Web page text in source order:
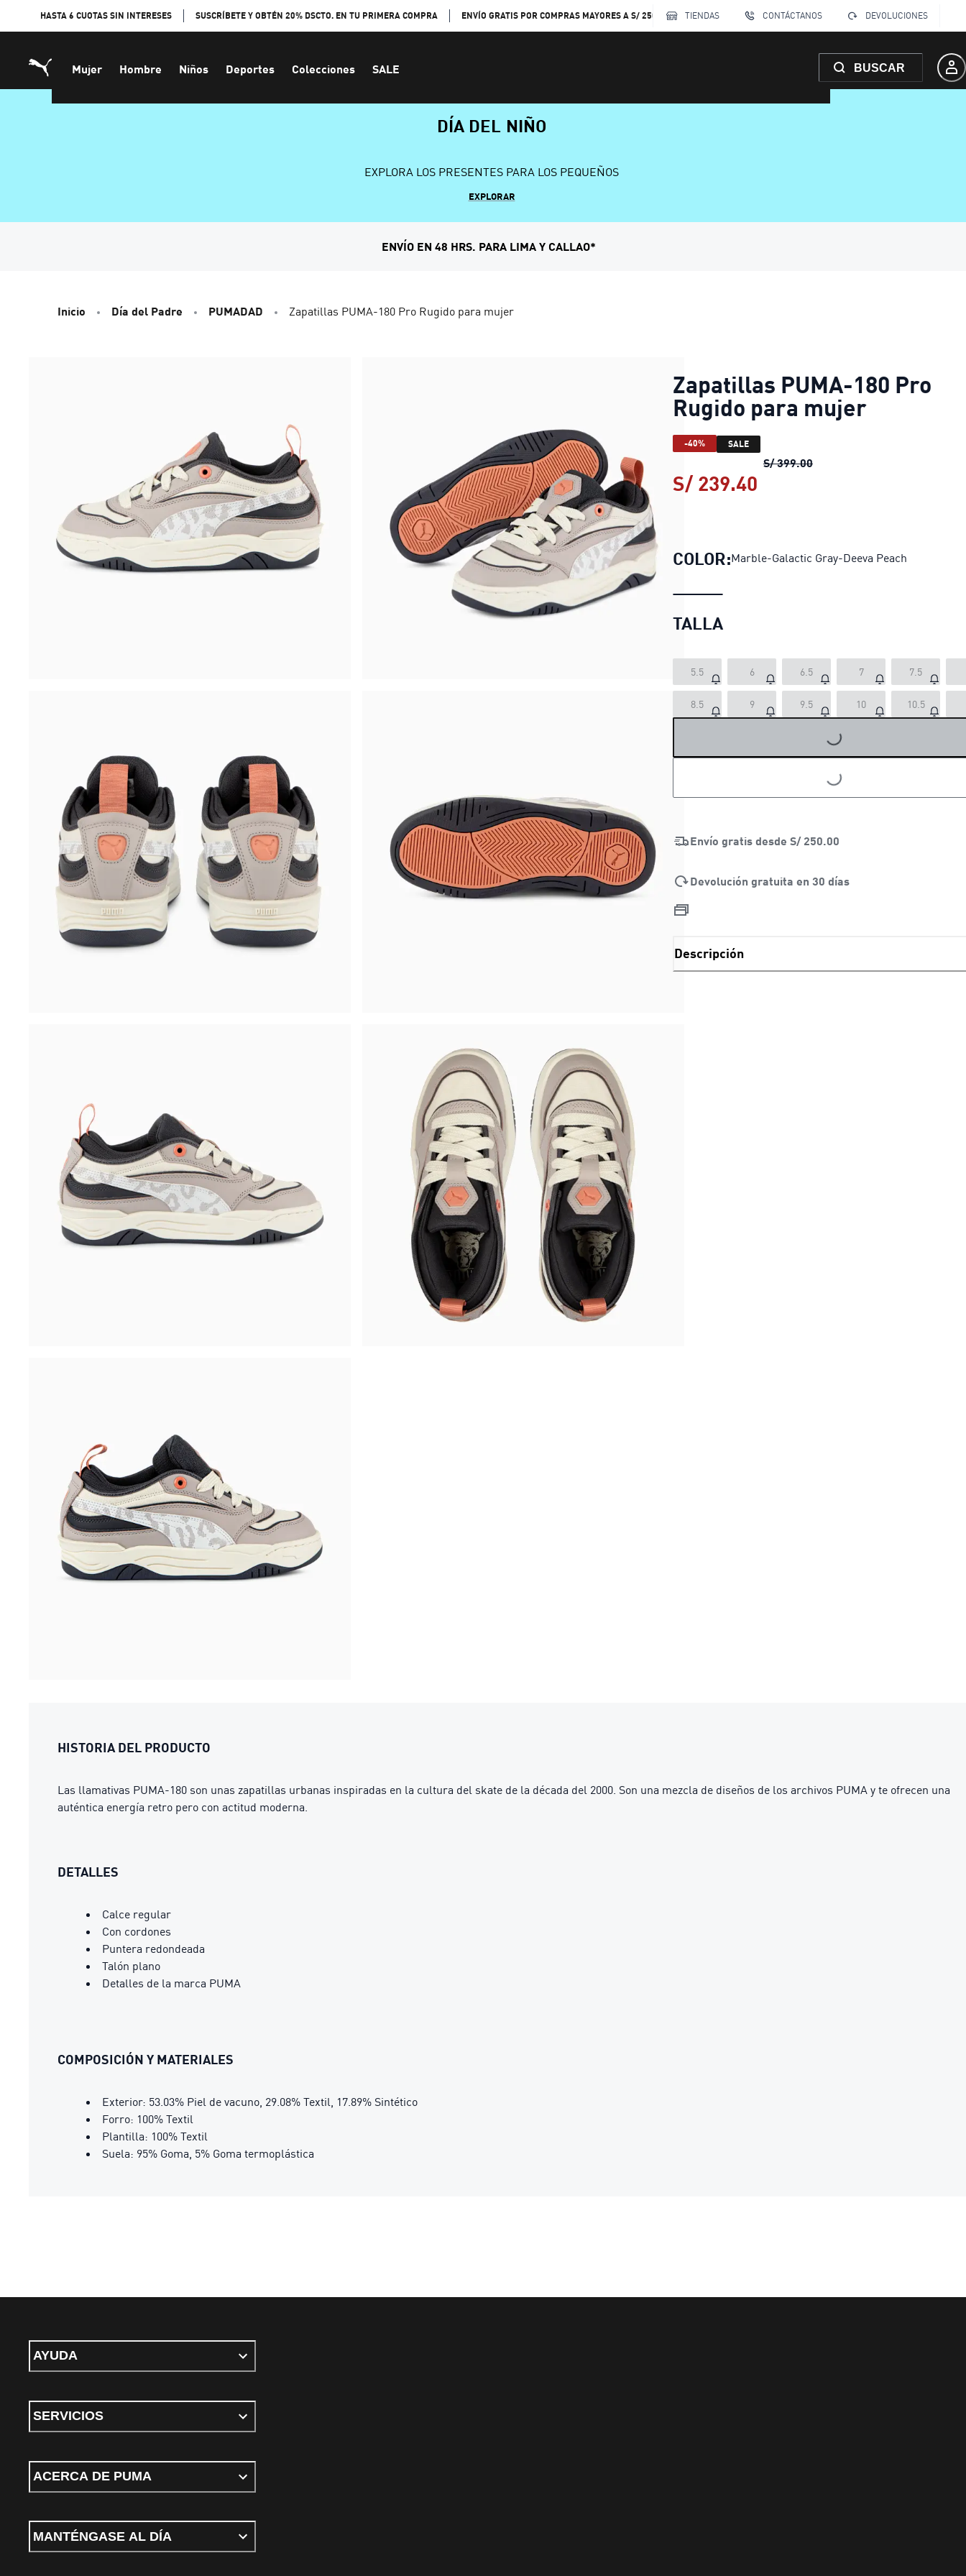
HASTA 6 CUOTAS SIN INTERESES SUSCRÍBETE Y OBTÉN 20% DSCTO. EN TU PRIMERA COMPRA ENVÍO GRATIS POR COMPRAS MAYORES A S/ 250 TIENDAS CONTÁCTANOS DEVOLUCIONES
Mujer Hombre Niños Deportes Colecciones SALE BUSCAR
DÍA DEL NIÑO
EXPLORA LOS PRESENTES PARA LOS PEQUEÑOS
EXPLORAR
ENVÍO EN 48 HRS. PARA LIMA Y CALLAO*
Inicio Día del Padre PUMADAD Zapatillas PUMA-180 Pro Rugido para mujer
Zapatillas PUMA-180 Pro
Rugido para mujer
-40% SALE
S/ 399.00Zapatillas PUMA-180 Pro
S/ 239.40
COLOR:Marble-Galactic Gray-Deeva Peach
TALLA
5.5 6 6.5 7 7.5
8.5 9 9.5 10 10.5
LOADING...
LOADING...
Envío gratis desde S/ 250.00
Devolución gratuita en 30 días
Descripción
HISTORIA DEL PRODUCTO
Las llamativas PUMA-180 son unas zapatillas urbanas inspiradas en la cultura del skate de la década del 2000. Son una mezcla de diseños de los archivos PUMA y te ofrecen una
auténtica energía retro pero con actitud moderna.
DETALLES
Calce regular
Con cordones
Puntera redondeada
Talón plano
Detalles de la marca PUMA
COMPOSICIÓN Y MATERIALES
Exterior: 53.03% Piel de vacuno, 29.08% Textil, 17.89% Sintético
Forro: 100% Textil
Plantilla: 100% Textil
Suela: 95% Goma, 5% Goma termoplástica
AYUDA
SERVICIOS
ACERCA DE PUMA
MANTÉNGASE AL DÍA